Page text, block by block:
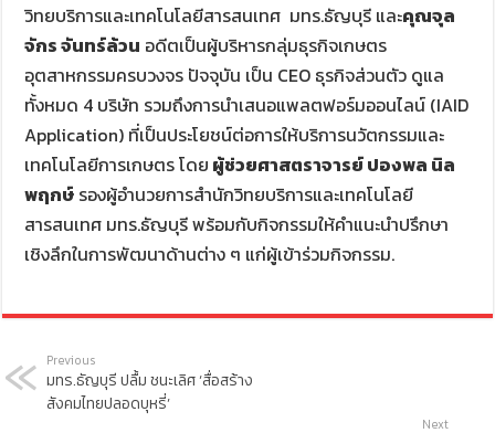
วิทยบริการและเทคโนโลยีสารสนเทศ มทร.ธัญบุรี และคุณจุล
จักร จันทร์ล้วน อดีตเป็นผู้บริหารกลุ่มธุรกิจเกษตร
อุตสาหกรรมครบวงจร ปัจจุบัน เป็น CEO ธุรกิจส่วนตัว ดูแล
ทั้งหมด 4 บริษัท รวมถึงการนำเสนอแพลตฟอร์มออนไลน์ (IAID
Application) ที่เป็นประโยชน์ต่อการให้บริการนวัตกรรมและ
เทคโนโลยีการเกษตร โดย ผู้ช่วยศาสตราจารย์ ปองพล นิล
พฤกษ์ รองผู้อำนวยการสำนักวิทยบริการและเทคโนโลยี
สารสนเทศ มทร.ธัญบุรี พร้อมกับกิจกรรมให้คำแนะนำปรึกษา
เชิงลึกในการพัฒนาด้านต่าง ๆ แก่ผู้เข้าร่วมกิจกรรม.
Previous
มทร.ธัญบุรี ปลื้ม ชนะเลิศ ‘สื่อสร้าง
สังคมไทยปลอดบุหรี่’
Next